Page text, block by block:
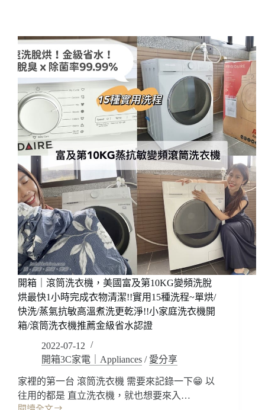
開箱｜滾筒洗衣機，美國富及第10KG變頻洗脫
烘最快1小時完成衣物清潔!!實用15種洗程~單烘/
快洗/蒸氣抗敏高溫煮洗更乾淨!!小家庭洗衣機開
箱/滾筒洗衣機推薦金級省水認證
2022-07-12
開箱3C家電｜Appliances / 愛分享
家裡的第一台 滾筒洗衣機 需要來記錄一下😁 以
往用的都是 直立洗衣機，就也想要來入…